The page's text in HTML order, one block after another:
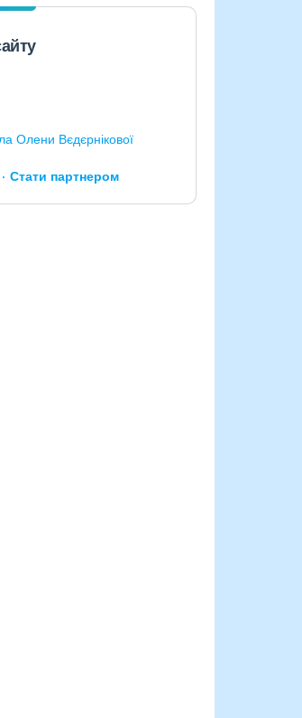
Олени Вєдєрнікової
Стати партнером